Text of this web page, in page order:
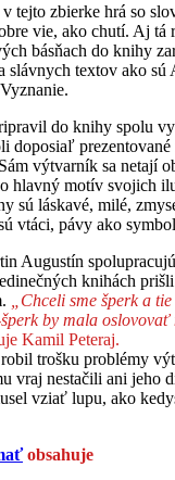
v tejto zbierke hrá so
vie, ako chutí. Aj tá
básňach do knihy
slávnych textov ako sú
do knihy spolu
doposiaľ prezentované
výtvarník sa netají
hlavný motív svojich
sú láskavé, milé,
vtáci, pávy ako
Augustín
knihách
„Chceli sme šperk a
by mala oslovovať
Kamil Peteraj.
trošku problémy
vraj nestačili ani jeho
vziať lupu, ako
obsahuje